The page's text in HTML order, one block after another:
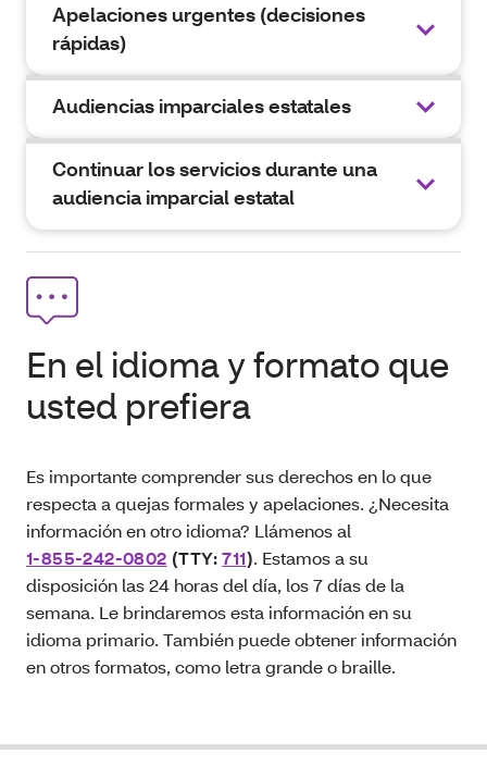
Apelaciones urgentes (decisiones
rápidas)
Audiencias imparciales estatales
Continuar los servicios durante una
audiencia imparcial estatal
En el idioma y formato que
usted prefiera
Es importante comprender sus derechos en lo que
respecta a quejas formales y apelaciones. ¿Necesita
información en otro idioma? Llámenos al
1-855-242-0802 (TTY:711). Estamos a su
disposición las 24 horas del día, los 7 días de la
semana. Le brindaremos esta información en su
idioma primario. También puede obtener información
en otros formatos, como letra grande o braille.